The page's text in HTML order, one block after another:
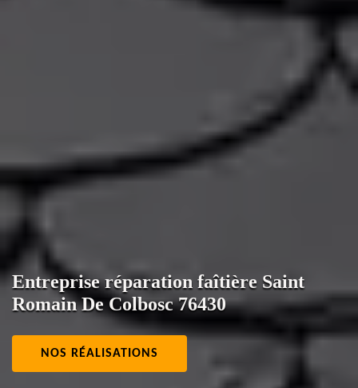
Entreprise réparation faîtière Saint
Romain De Colbosc 76430
NOS RÉALISATIONS